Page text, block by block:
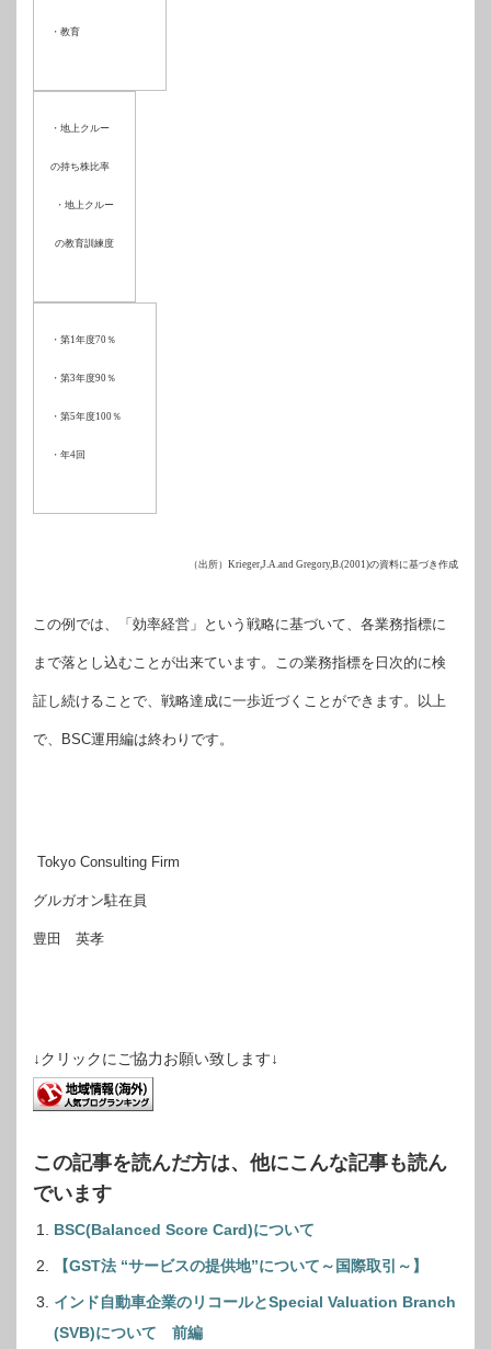
・教育
・地上クルー
の持ち株比率
・地上クルー
の教育訓練度
・第1年度70％
・第3年度90％
・第5年度100％
・年4回
（出所） Krieger,J.A.and Gregory,B.(2001)の資料に基づき作成
この例では、「効率経営」という戦略に基づいて、各業務指標に
まで落とし込むことが出来ています。この業務指標を日次的に検
証し続けることで、戦略達成に一歩近づくことができます。以上
で、BSC運用編は終わりです。
Tokyo Consulting Firm
グルガオン駐在員
豊田 英孝
↓クリックにご協力お願い致します↓
この記事を読んだ方は、他にこんな記事も読ん
でいます
BSC(Balanced Score Card)について
【GST法 “サービスの提供地”について～国際取引～】
インド自動車企業のリコールとSpecial Valuation Branch
(SVB)について 前編